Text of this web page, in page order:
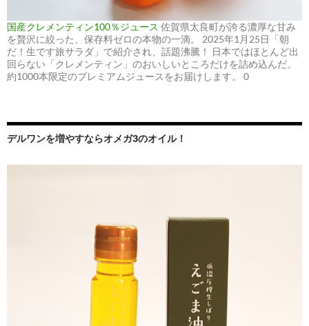
国産クレメンティン100％ジュース 佐賀県太良町が誇る濃厚な甘み
を贅沢に絞った、保存料ゼロの本物の一滴。 2025年1月25日「朝
だ！生です旅サラダ」で紹介され、話題沸騰！ 日本ではほとんど出
回らない「クレメンティン」のおいしいところだけを詰め込んだ、
約1000本限定のプレミアムジュースをお届けします。 0
デルワンを増やすならオメガ3のオイル！